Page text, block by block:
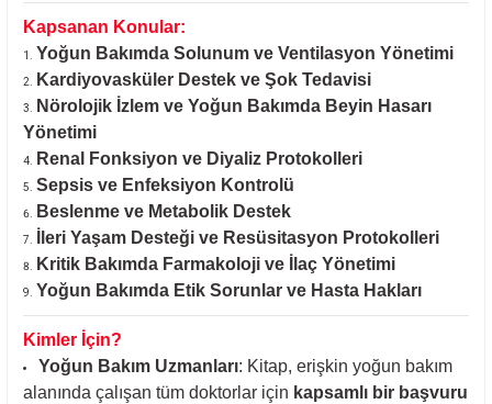
Kapsanan Konular:
Yoğun Bakımda Solunum ve Ventilasyon Yönetimi
Kardiyovasküler Destek ve Şok Tedavisi
Nörolojik İzlem ve Yoğun Bakımda Beyin Hasarı
Yönetimi
Renal Fonksiyon ve Diyaliz Protokolleri
Sepsis ve Enfeksiyon Kontrolü
Beslenme ve Metabolik Destek
İleri Yaşam Desteği ve Resüsitasyon Protokolleri
Kritik Bakımda Farmakoloji ve İlaç Yönetimi
Yoğun Bakımda Etik Sorunlar ve Hasta Hakları
Kimler İçin?
Yoğun Bakım Uzmanları: Kitap, erişkin yoğun bakım
alanında çalışan tüm doktorlar için kapsamlı bir başvuru